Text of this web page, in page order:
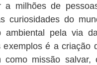
a milhões de
curiosidades do
pela via
é a criação
missão salvar,